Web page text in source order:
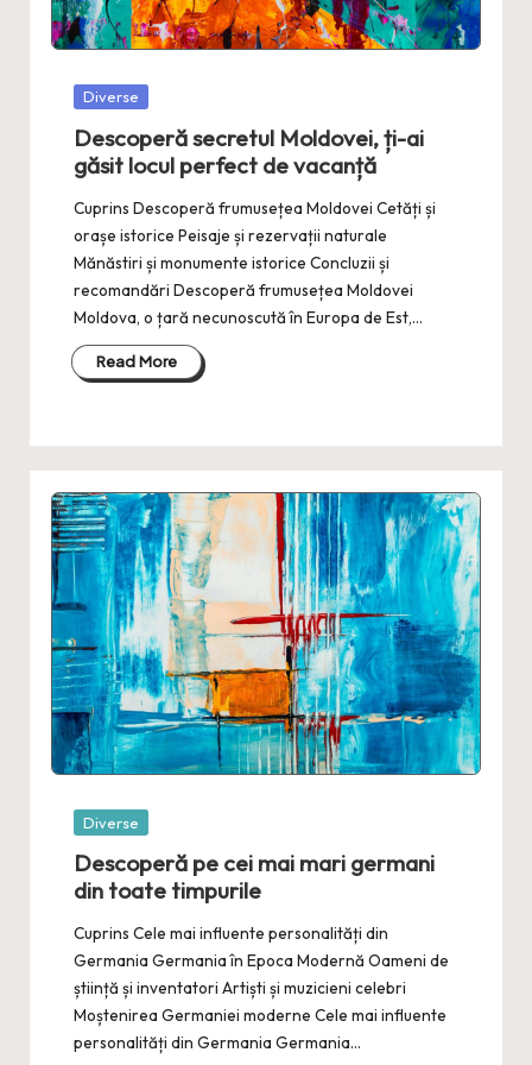
Posted
Diverse
Descoperă secretul Moldovei, ți-ai
găsit locul perfect de vacanță
Cuprins Descoperă frumusețea Moldovei Cetăți și
orașe istorice Peisaje și rezervații naturale
Mănăstiri și monumente istorice Concluzii și
recomandări Descoperă frumusețea Moldovei
Moldova, o țară necunoscută în Europa de Est,…
Read More
Posted
Diverse
Descoperă pe cei mai mari germani
din toate timpurile
Cuprins Cele mai influente personalități din
Germania Germania în Epoca Modernă Oameni de
știință și inventatori Artiști și muzicieni celebri
Moștenirea Germaniei moderne Cele mai influente
personalități din Germania Germania…